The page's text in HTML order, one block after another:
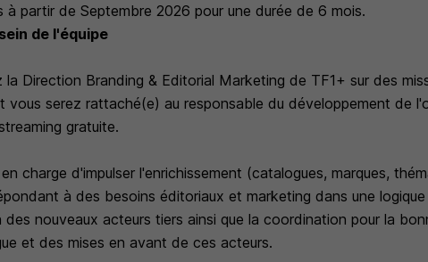
à partir de Septembre 2026 pour une durée de 6 mois.
de l'équipe
la Direction Branding & Editorial Marketing de TF1+ sur des
vous serez rattaché(e) au responsable du développement de
gratuite.
charge d'impulser l'enrichissement (catalogues, marques,
à des besoins éditoriaux et marketing dans une
des nouveaux acteurs tiers ainsi que la coordination pour la
et des mises en avant de ces acteurs.